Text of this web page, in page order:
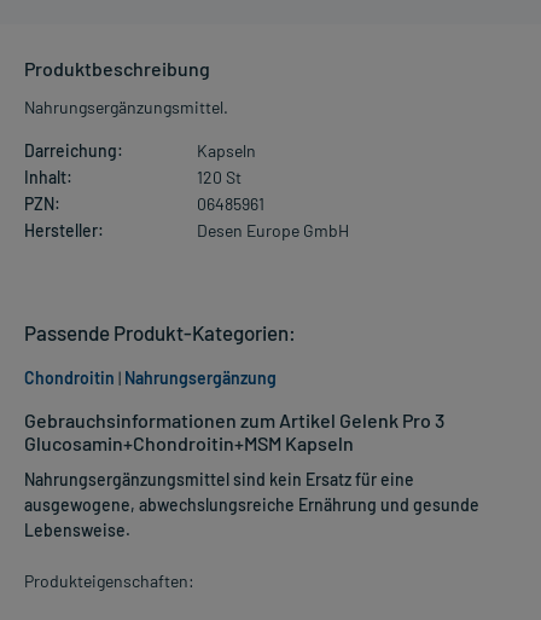
Produktbeschreibung
Nahrungsergänzungsmittel.
Darreichung:
Kapseln
Inhalt:
120 St
PZN:
06485961
Hersteller:
Desen Europe GmbH
Gebrauchsinformationen zum Artikel Gelenk Pro 3
Glucosamin+Chondroitin+MSM Kapseln
Nahrungsergänzungsmittel sind kein Ersatz für eine
ausgewogene, abwechslungsreiche Ernährung und gesunde
Lebensweise.
Produkteigenschaften:
Passende Produkt-Kategorien:
Chondroitin | Nahrungsergänzung